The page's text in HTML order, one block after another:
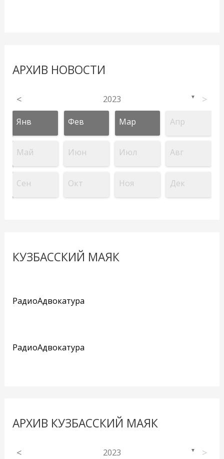
АРХИВ НОВОСТИ
< 2023 ▼ >
Янв Фев Мар Апр
Май Июн Июл Авг
Сен Окт Ноя Дек
КУЗБАССКИЙ МАЯК
РадиоАдвокатура
РадиоАдвокатура
АРХИВ КУЗБАССКИЙ МАЯК
< 2023 ▼ >